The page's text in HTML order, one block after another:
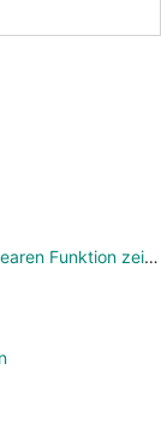
Anleitung: Funktionsgraph einer homogen linearen Funktion zeichnen